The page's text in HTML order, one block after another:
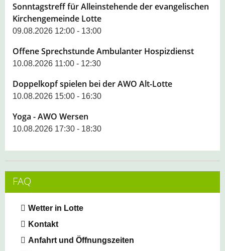
Sonntagstreff für Alleinstehende der evangelischen
Kirchengemeinde Lotte
09.08.2026 12:00 - 13:00
Offene Sprechstunde Ambulanter Hospizdienst
10.08.2026 11:00 - 12:30
Doppelkopf spielen bei der AWO Alt-Lotte
10.08.2026 15:00 - 16:30
Yoga - AWO Wersen
10.08.2026 17:30 - 18:30
FAQ
Wetter in Lotte
Kontakt
Anfahrt und Öffnungszeiten